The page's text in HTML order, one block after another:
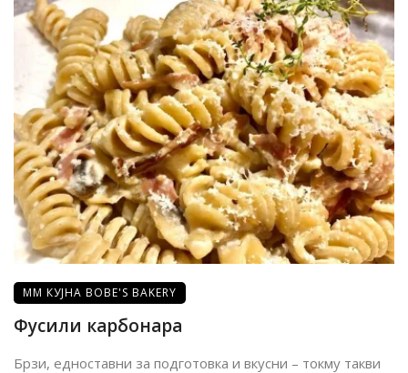
ММ КУЈНА BOBE'S BAKERY
Фусили карбонара
Брзи, едноставни за подготовка и вкусни – токму такви